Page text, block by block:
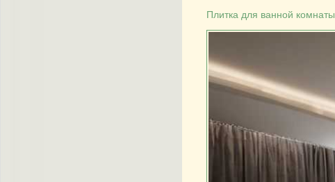
Плитка для ванной комнаты